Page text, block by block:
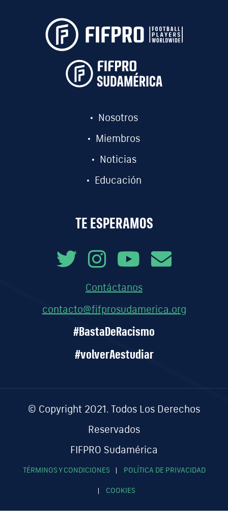
Nosotros
Miembros
Noticias
Educación
TE ESPERAMOS
Contáctanos
contacto@fifprosudamerica.org
#BastaDeRacismo
#volverAestudiar
© Copyright 2021. Todos Los Derechos
Reservados
FIFPRO Sudamérica
TÉRMINOS Y CONDICIONES POLÍTICA DE PRIVACIDAD
COOKIES